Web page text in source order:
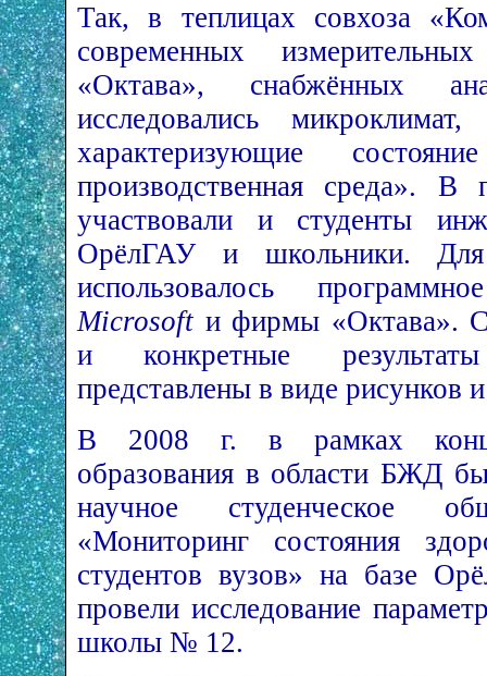
Так, в теплицах совхоза
современных
«Октава», снабжённых
исследовались
характеризующие
производственная среда». В
участвовали и студенты
ОрёлГАУ и школьники. Для
использовалось
Microsoft и фирмы «Октава».
и конкретные
представлены в виде рисунков
В 2008 г. в рамках
образования в области БЖД
научное студенческое
«Мониторинг состояния
студентов вузов» на базе
провели исследование
школы № 12.